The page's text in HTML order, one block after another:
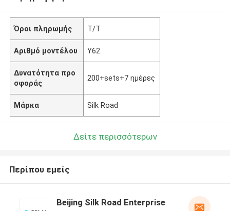
Όροι πληρωμής T/T
Αριθμό μοντέλου Y62
Δυνατότητα προ
σφοράς
200+sets+7 ημέρες
Μάρκα Silk Road
Δείτε περισσότερων
Περίπου εμείς
Beijing Silk Road Enterprise